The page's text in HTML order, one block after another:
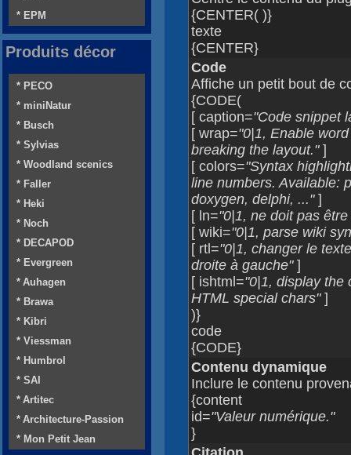
{CENTER( )}
texte
{CENTER}
Code
Affiche un petit bout de
{CODE(
[ caption="Code snippet
[ wrap="0|1, Enable
breaking the layout."]
[ colors="Syntax
line numbers. Available:
doxygen, delphi, ..."]
[ ln="0|1, ne doit pas
[ wiki="0|1, parse wiki
[ rtl="0|1, changer le
droite à gauche"]
[ ishtml="0|1, display the
HTML special chars"]
)}
code
{CODE}
Contenu dynamique
Inclure le contenu
{content
id="Valeur numérique."
}
* EPM
Produits décor
* PECO
* miniNatur
* Busch
* Sylvias
* Woodland scenics
* Faller
* Heki
* Noch
* DECAPOD
* Evergreen
* Auhagen
* Brawa
* Kibri
* Viessman
* Humbrol
* SAI
* Artitec
* Architecture-Passion
* Mon Petit Jean